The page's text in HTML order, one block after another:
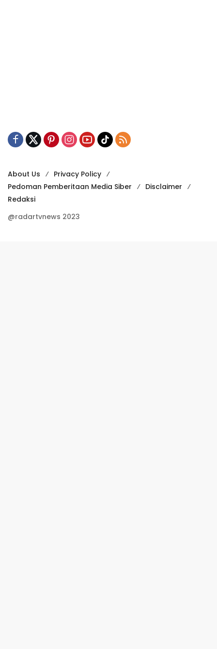
About Us
Privacy Policy
Pedoman Pemberitaan Media Siber
Disclaimer
Redaksi
@radartvnews 2023